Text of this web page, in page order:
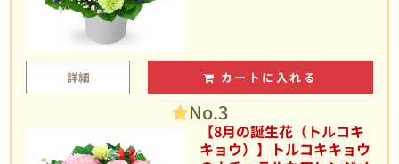
詳細 カートに入れる
No.3
【8月の誕生花（トルコキ
キョウ）】トルコキキョウ